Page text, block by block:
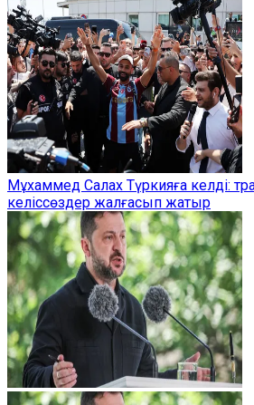
Мұхаммед Салах Түркияға келді:
келіссөздер жалғасып жатыр